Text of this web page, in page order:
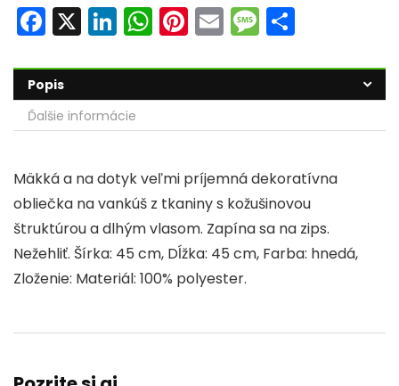
F
a
c
e
b
o
o
k
X Li
n
k
e
dI
n
W
h
a
ts
A
p
p
Pi
nt
er
e
st
E
m
ai
l
M
e
s
s
a
g
e
ar
e
Popis
Ďalšie informácie
Mäkká a na dotyk veľmi príjemná dekoratívna
obliečka na vankúš z tkaniny s kožušinovou
štruktúrou a dlhým vlasom. Zapína sa na zips.
Nežehliť. Šírka: 45 cm, Dĺžka: 45 cm, Farba: hnedá,
Zloženie: Materiál: 100% polyester.